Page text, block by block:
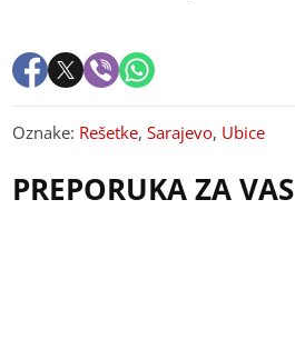
Oznake: Rešetke,Sarajevo, Ubice
PREPORUKA ZA VAS